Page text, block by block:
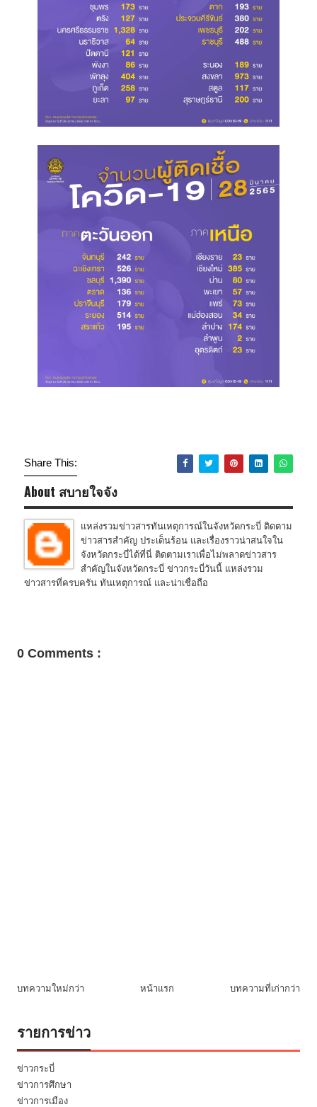
Share This:
About สบายใจจัง
แหล่งรวมข่าวสารทันเหตุการณ์ในจังหวัดกระบี่ ติดตาม
ข่าวสารสำคัญ ประเด็นร้อน และเรื่องราวน่าสนใจใน
จังหวัดกระบี่ได้ที่นี่ ติดตามเราเพื่อไม่พลาดข่าวสาร
สำคัญในจังหวัดกระบี่ ข่าวกระบี่วันนี้ แหล่งรวม
ข่าวสารที่ครบครัน ทันเหตุการณ์ และน่าเชื่อถือ
0 Comments :
บทความใหม่กว่า บทความที่เก่ากว่า
หน้าแรก
รายการข่าว
ข่าวกระบี่
ข่าวการศึกษา
ข่าวการเมือง